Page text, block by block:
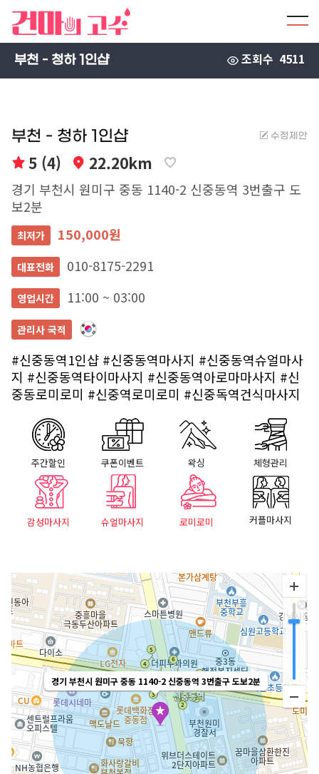
부천 - 청하 1인샵 조회수 4511
부천 - 청하 1인샵 수정제안
5 (4) 22.20km
경기 부천시 원미구 중동 1140-2 신중동역 3번출구 도
보2분
최저가 150,000원
대표전화 010-8175-2291
영업시간 11:00 ~ 03:00
관리사 국적
#신중동역1인샵 #신중동역마사지 #신중동역슈얼마사
지 #신중동역타이마사지 #신중동역아로마마사지 #신
중동로미로미 #신중역로미로미 #신중독역건식마사지
주간할인 쿠폰이벤트 왁싱 체형관리
감성마사지 슈얼마사지 로미로미 커플마사지
경기 부천시 원미구 중동 1140-2 신중동역 3번출구 도보2분